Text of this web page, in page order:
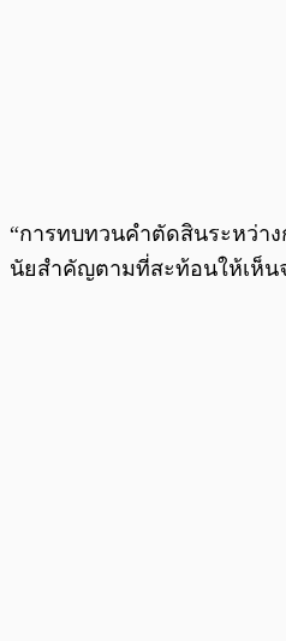
“การทบทวนคำตัดสินระหว่า
นัยสำคัญตามที่สะท้อนให้เห็น